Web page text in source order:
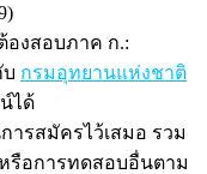
องสอบภาค ก.:
กรมอุทยานแห่งชาติ
ได้
ารสมัครไว้เสมอ รวม
รือการทดสอบอื่นตาม